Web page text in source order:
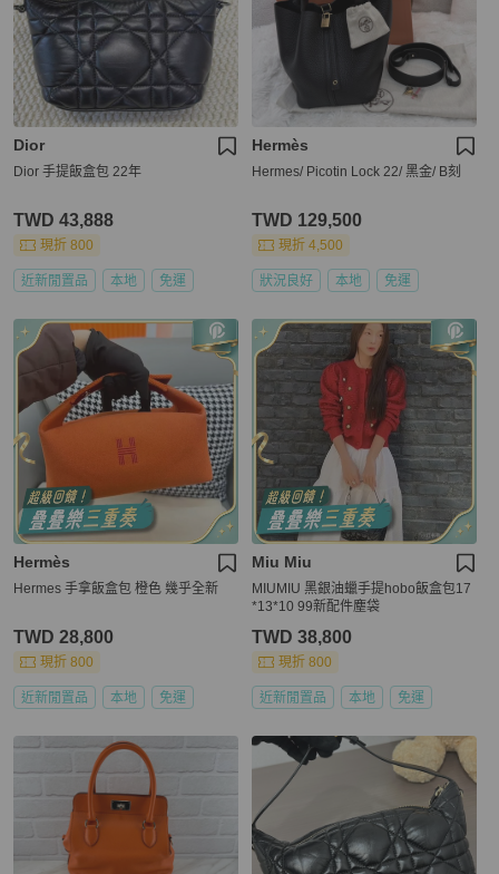
Dior
Dior 手提飯盒包 22年
TWD 43,888
現折 800
近新閒置品 本地 免運
Hermès
Hermes/ Picotin Lock 22/ 黑金/ B刻
TWD 129,500
現折 4,500
狀況良好 本地 免運
Hermès
Hermes 手拿飯盒包 橙色 幾乎全新
TWD 28,800
現折 800
近新閒置品 本地 免運
Miu Miu
MIUMIU 黑銀油蠟手提hobo飯盒包17
*13*10 99新配件塵袋
TWD 38,800
現折 800
近新閒置品 本地 免運